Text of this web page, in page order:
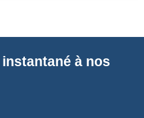
à nos